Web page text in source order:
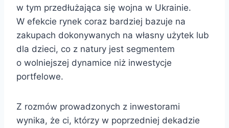
w tym przedłużająca się wojna w Ukrainie.
W efekcie rynek coraz bardziej bazuje na
zakupach dokonywanych na własny użytek lub
dla dzieci, co z natury jest segmentem
o wolniejszej dynamice niż inwestycje
portfelowe.
Z rozmów prowadzonych z inwestorami
wynika, że ci, którzy w poprzedniej dekadzie